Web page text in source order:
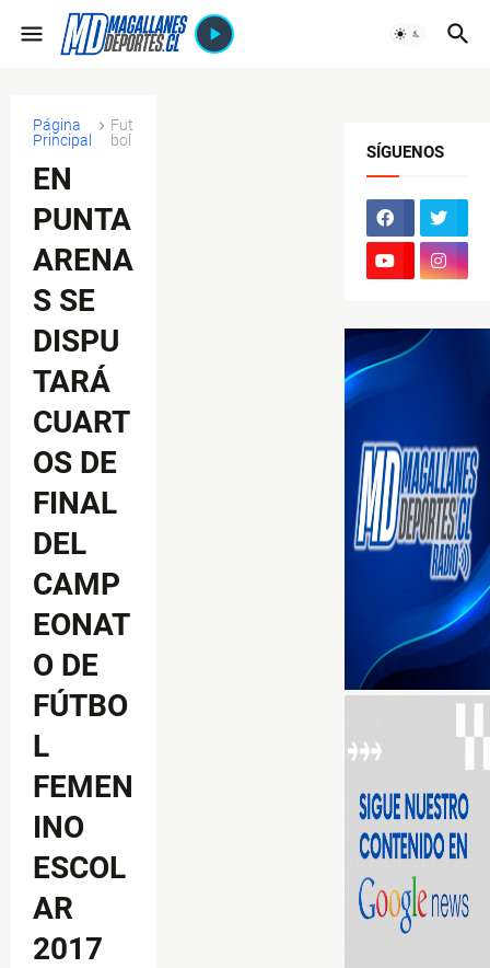
Página
Principal
Fut
bol
EN
PUNTA
ARENA
S SE
DISPU
TARÁ
CUART
OS DE
FINAL
DEL
CAMP
EONAT
O DE
FÚTBO
L
FEMEN
INO
ESCOL
AR
2017
SÍGUENOS